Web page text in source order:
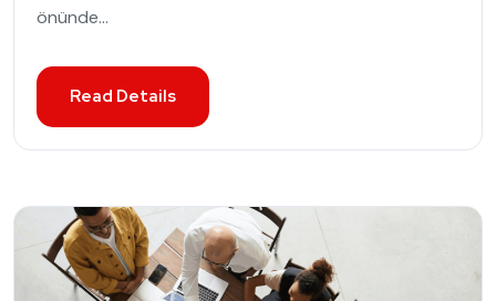
önünde...
Read Details